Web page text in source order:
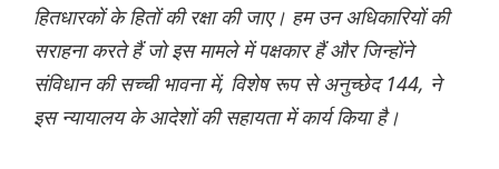
हितधारकों के हितों की रक्षा की जाए। हम उन अधिकारियों की
सराहना करते हैं जो इस मामले में पक्षकार हैं और जिन्होंने
संविधान की सच्ची भावना में, विशेष रूप से अनुच्छेद 144, ने
इस न्यायालय के आदेशों की सहायता में कार्य किया है।